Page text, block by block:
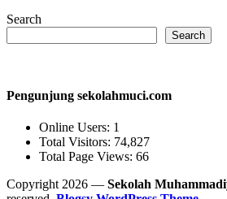
Search
Search
Pengunjung sekolahmuci.com
Online Users: 1
Total Visitors: 74,827
Total Page Views: 66
Copyright 2026 — Sekolah